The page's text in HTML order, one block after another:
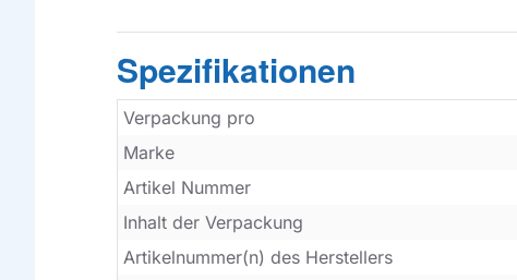
Spezifikationen
Verpackung pro
Marke
Artikel Nummer
Inhalt der Verpackung
Artikelnummer(n) des Herstellers